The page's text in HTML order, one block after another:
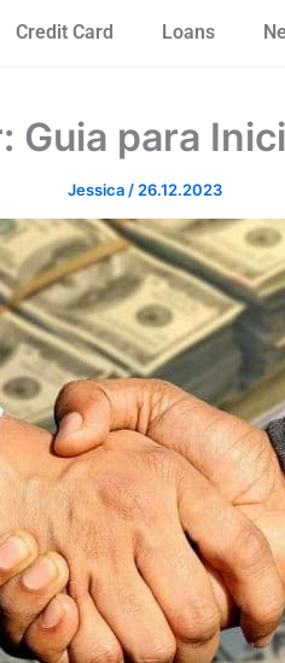
Credit Card Loans
Guia para
Jessica / 26.12.2023